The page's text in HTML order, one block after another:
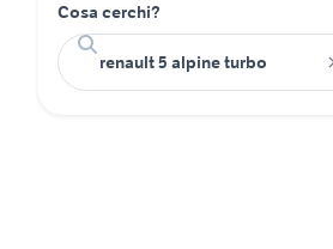
Cosa cerchi?